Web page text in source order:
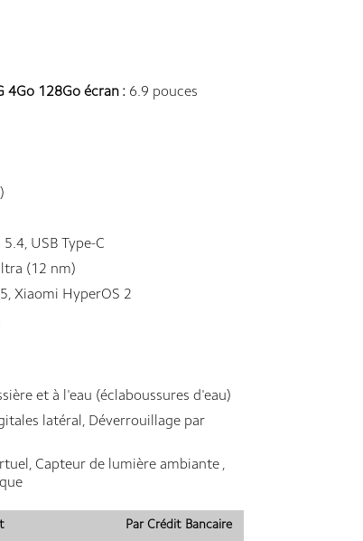
4Go 128Go écran : 6.9 pouces
USB Type-C
(12 nm)
Xiaomi HyperOS 2
et à l'eau (éclaboussures d'eau)
latéral, Déverrouillage par
Capteur de lumière ambiante ,
Par Crédit Bancaire